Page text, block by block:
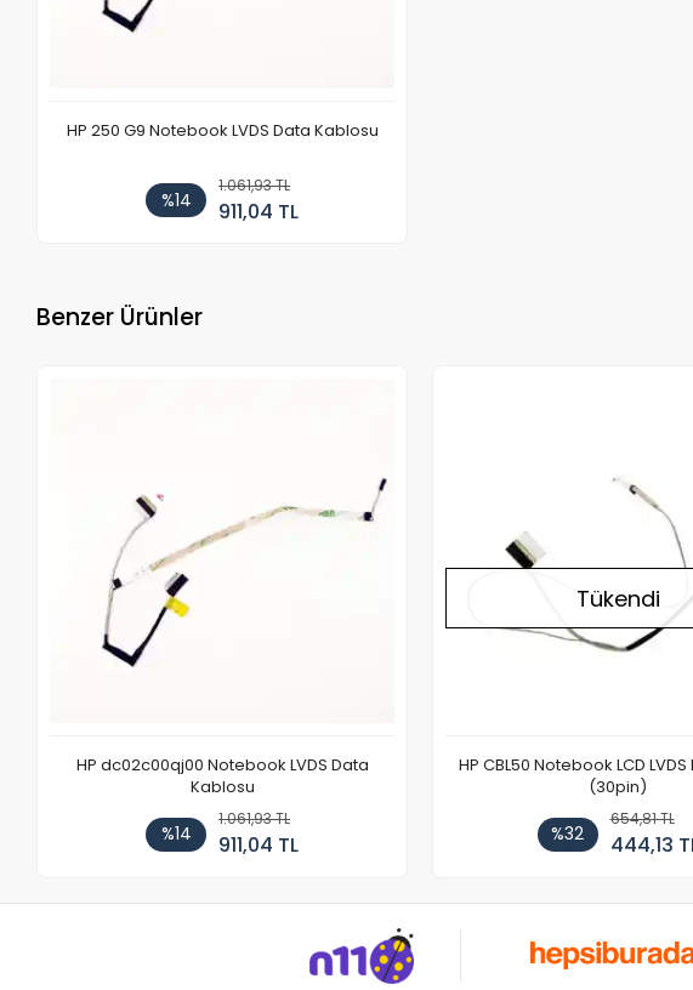
HP 250 G9 Notebook LVDS Data Kablosu
%14
1.061,93 TL
911,04 TL
Benzer Ürünler
HP dc02c00qj00 Notebook LVDS Data
Kablosu
%14
1.061,93 TL
911,04 TL
Tükendi
HP CBL50 Notebook LCD
(30pin)
%32
654,81 TL
444,13